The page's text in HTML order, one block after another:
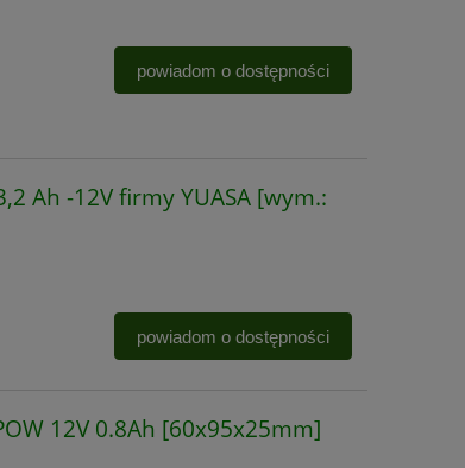
powiadom o dostępności
Ah -12V firmy YUASA [wym.:
powiadom o dostępności
12V 0.8Ah [60x95x25mm]